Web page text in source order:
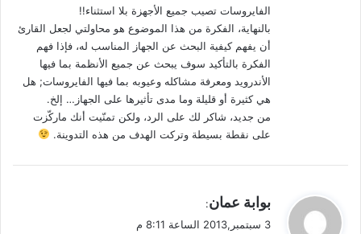
الفايروسات تصيب جميع الأجهزة بلا استثناء!!
بالنهاية، الفكرة من هذا الموضوع هو محاولتي لجعل القارئ
أن يفهم كيفية البحث عن الجهاز المناسب له، فإذا فهم
الفكرة بالتأكيد سوف يبحث عن جميع الأنظمة بما فيها
الأندرويد ومعرفة مشاكله وعيوبه بما فيها الفايروسات; هل
هي كثيرة أو قليلة وما مدى تأثيرها على الجهاز… إلخ.
من جديد، شاكر لك على الرد، ولكن تمنّيت أنك ماركّزت
على نقطة بسيطة وتركت الهدف من هذه التدوينة.
بوابة عمان:
3 سبتمبر,2013 الساعة 8:11 م